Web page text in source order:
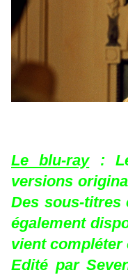
Le blu-ray: Le
versions
Des sous-titres
également
vient compléter
Edité par